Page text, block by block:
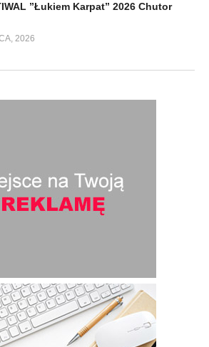
”Łukiem Karpat” 2026 Chutor
2026